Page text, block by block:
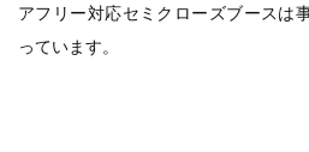
アフリー対応セミクローズブースは
っています。